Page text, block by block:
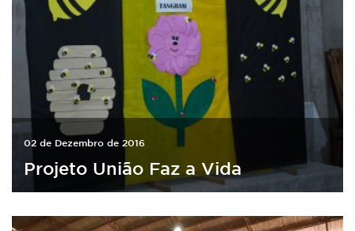
02 de Dezembro de 2016
Projeto União Faz a Vida